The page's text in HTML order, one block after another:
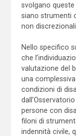
svolgano
siano strumenti
non
Nello specifico
che
valutazione del
una
condizioni di
persone con
filoni di
indennità civile,